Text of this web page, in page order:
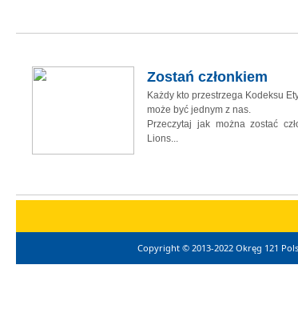
Zostań członkiem
Każdy kto przestrzega Kodeksu
może być jednym z nas.
Przeczytaj jak można zostać
Lions...
Copyright © 2013-2022 Okręg 121